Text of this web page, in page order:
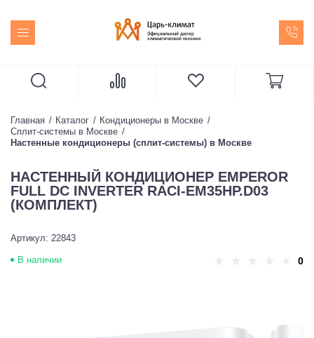
Главная Каталог
Кондиционеры в Москве
Сплит-системы в Москве
Настенные кондиционеры (сплит-системы) в Москве
НАСТЕННЫЙ КОНДИЦИОНЕР EMPEROR
FULL DC INVERTER RACI-EM35HP.D03
(КОМПЛЕКТ)
Артикул: 22843
В наличии 0